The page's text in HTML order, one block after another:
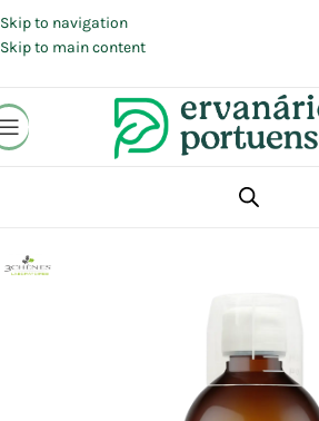
Skip to navigation
Skip to main content
Suplementos alimentares